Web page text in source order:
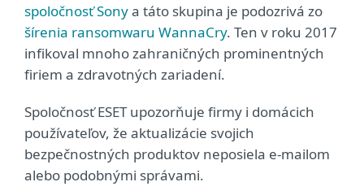
spoločnosť Sonya táto skupina je podozrivá zo
šírenia ransomwaru WannaCry. Ten v roku 2017
infikoval mnoho zahraničných prominentných
firiem a zdravotných zariadení.
Spoločnosť ESET upozorňuje firmy i domácich
používateľov, že aktualizácie svojich
bezpečnostných produktov neposiela e-mailom
alebo podobnými správami.